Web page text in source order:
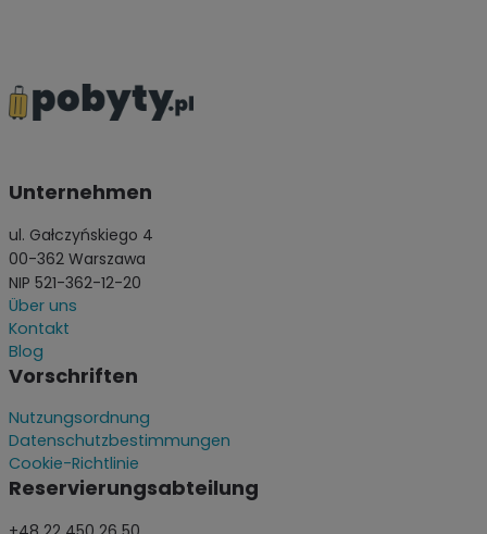
Unternehmen
ul. Gałczyńskiego 4
00-362 Warszawa
NIP 521-362-12-20
Über uns
Kontakt
Blog
Vorschriften
Nutzungsordnung
Datenschutzbestimmungen
Cookie-Richtlinie
Reservierungsabteilung